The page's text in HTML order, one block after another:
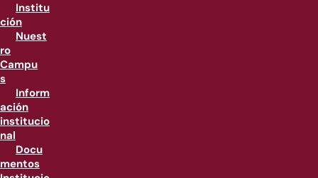
Institu
ción
Nuest
ro
Campu
s
Inform
ación
institucio
nal
Docu
mentos